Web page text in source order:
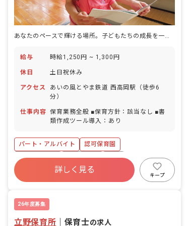
あなたのペースで輝ける場所。子どもたちの成長を一緒に見守りませんか？
給与 時給1,250円 ~ 1,300円
休日 土日祝休み
アクセス
あいの風とやま鉄道 西高岡駅（徒歩6
分）
仕事内容 保育業務全般 ■保育方針：該当なし ■書
類作成ツール導入：あり
パート・アルバイト
認可保育園
社会保険完備
土日祝休み
有給
昇給昇進あり
社会福祉法人
詳しく見る
キープ
26年度募集
立野保育所 保育士の求人